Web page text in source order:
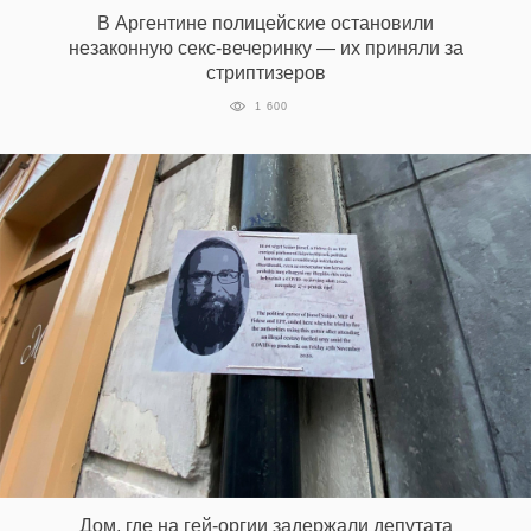
В Аргентине полицейские остановили
незаконную секс-вечеринку — их приняли за
стриптизеров
1 600
Дом, где на гей-оргии задержали депутата